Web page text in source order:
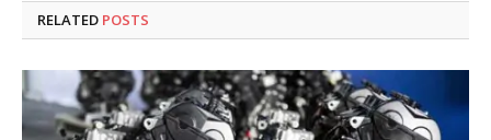
RELATED POSTS